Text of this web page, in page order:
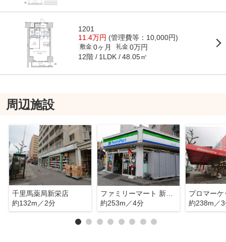
1201
11.4万円 (管理費等：10,000円)
敷金 0ヶ月 礼金 0万円
12階 1LDK 48.05㎡
周辺施設
千里馬薬局新栄店
約132m／2分
ファミリーマート 新栄一丁目店
約253m／4分
プロマー
約238m／